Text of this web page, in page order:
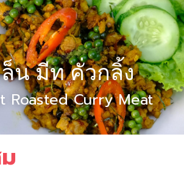
น มีท คั่วกลิ้ง
Roasted Curry Meat